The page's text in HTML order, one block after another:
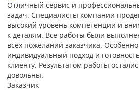
Отличный сервис и
задач. Специалисты компании
высокий уровень компетенции и
к деталям. Все работы были
всех пожеланий заказчика.
индивидуальный подход и
клиенту. Результатом работы
довольны.
Заказчик